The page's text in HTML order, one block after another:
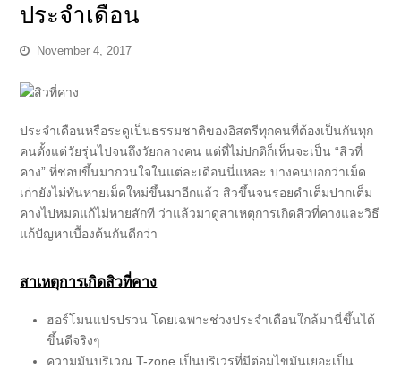
ประจำเดือน
November 4, 2017
ประจำเดือนหรือระดูเป็นธรรมชาติของอิสตรีทุกคนที่ต้องเป็นกันทุก
คนตั้งแต่วัยรุ่นไปจนถึงวัยกลางคน แต่ที่ไม่ปกติก็เห็นจะเป็น“สิวที่
คาง” ที่ชอบขึ้นมากวนใจในแต่ละเดือนนี่แหละ บางคนบอกว่าเม็ด
เก่ายังไม่ทันหายเม็ดใหม่ขึ้นมาอีกแล้ว สิวขึ้นจนรอยดำเต็มปากเต็ม
คางไปหมดแก้ไม่หายสักที ว่าแล้วมาดูสาเหตุการเกิดสิวที่คางและวิธี
แก้ปัญหาเบื้องต้นกันดีกว่า
สาเหตุการเกิดสิวที่คาง
ฮอร์โมนแปรปรวน โดยเฉพาะช่วงประจำเดือนใกล้มานี่ขึ้นได้
ขึ้นดีจริงๆ
ความมันบริเวณ T-zone เป็นบริเวรที่มีต่อมไขมันเยอะเป็น